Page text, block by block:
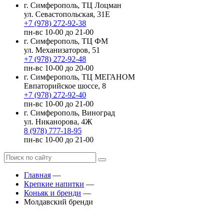
г. Симферополь, ТЦ Лоцман
ул. Севастопольская, 31Е
+7 (978) 272-92-38
пн-вс 10-00 до 21-00
г. Симферополь, ТЦ ФМ
ул. Механизаторов, 51
+7 (978) 272-92-48
пн-вс 10-00 до 20-00
г. Симферополь, ТЦ МЕГАНОМ
Евпаторийское шоссе, 8
+7 (978) 272-92-40
пн-вс 10-00 до 21-00
г. Симферополь, Виноград
ул. Никанорова, 4Ж
8 (978) 777-18-95
пн-вс 10-00 до 21-00
Главная —
Крепкие напитки —
Коньяк и бренди —
Молдавский бренди